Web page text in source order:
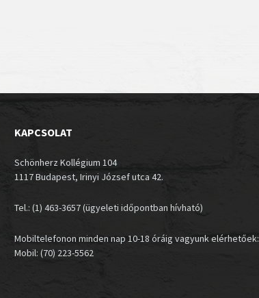
KAPCSOLAT
Schönherz Kollégium 104
1117 Budapest, Irinyi József utca 42.
Tel.: (1) 463-3657 (ügyeleti időpontban hívható)
Mobiltelefonon minden nap 10-18 óráig vagyunk elérhetőek:
Mobil: (70) 223-5562